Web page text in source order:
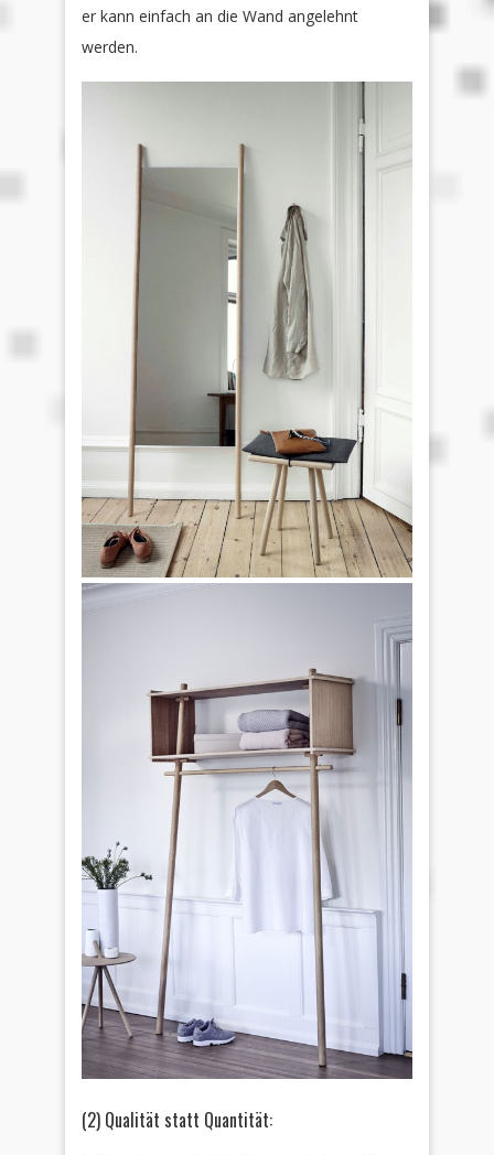
er kann einfach an die Wand angelehnt
werden.
(2) Qualität statt Quantität: